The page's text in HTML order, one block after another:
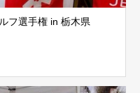
フ選手権 in 栃木県